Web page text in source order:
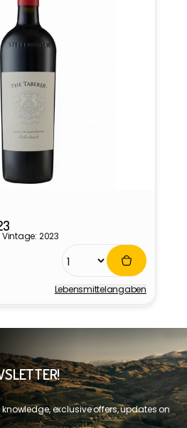
Vintage: 2023
Lebensmittel­angaben
exclusive offers, updates on